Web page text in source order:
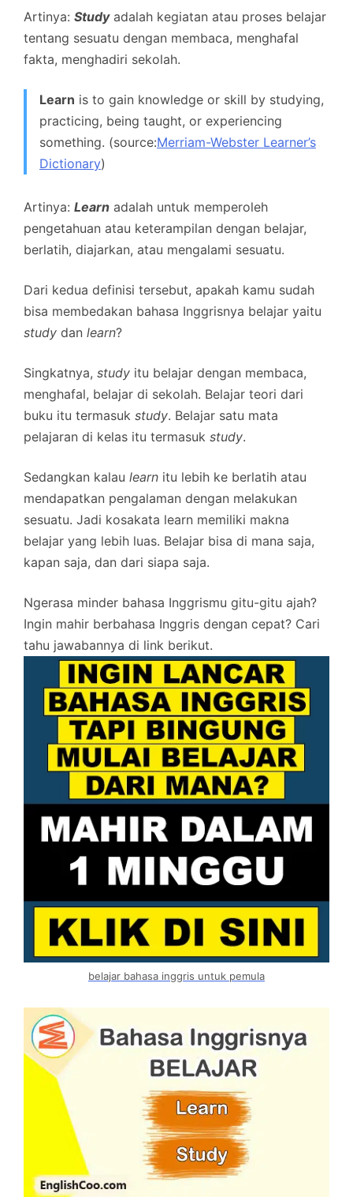
Artinya: Studyadalah kegiatan atau proses belajar
tentang sesuatu dengan membaca, menghafal
fakta, menghadiri sekolah.
Learn is to gain knowledge or skill by studying,
practicing, being taught, or experiencing
something. (source:Merriam-Webster Learner’s
Dictionary)
Artinya: Learn adalah untuk memperoleh
pengetahuan atau keterampilan dengan belajar,
berlatih, diajarkan, atau mengalami sesuatu.
Dari kedua definisi tersebut, apakah kamu sudah
bisa membedakan bahasa Inggrisnya belajar yaitu
study dan learn?
Singkatnya, study itu belajar dengan membaca,
menghafal, belajar di sekolah. Belajar teori dari
buku itu termasuk study. Belajar satu mata
pelajaran di kelas itu termasuk study.
Sedangkan kalau learn itu lebih ke berlatih atau
mendapatkan pengalaman dengan melakukan
sesuatu. Jadi kosakata learn memiliki makna
belajar yang lebih luas. Belajar bisa di mana saja,
kapan saja, dan dari siapa saja.
Ngerasa minder bahasa Inggrismu gitu-gitu ajah?
Ingin mahir berbahasa Inggris dengan cepat? Cari
tahu jawabannya di link berikut.
belajar bahasa inggris untuk pemula